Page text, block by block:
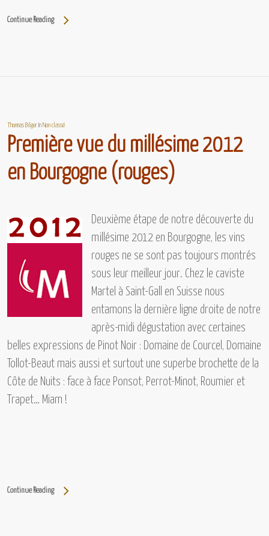
Continue Reading
Thomas Bilger InNon classé
Première vue du millésime 2012
en Bourgogne (rouges)
Deuxième étape de notre découverte du
millésime 2012 en Bourgogne, les vins
rouges ne se sont pas toujours montrés
sous leur meilleur jour. Chez le caviste
Martel à Saint-Gall en Suisse nous
entamons la dernière ligne droite de notre
après-midi dégustation avec certaines
belles expressions de Pinot Noir : Domaine de Courcel, Domaine
Tollot-Beaut mais aussi et surtout une superbe brochette de la
Côte de Nuits : face à face Ponsot, Perrot-Minot, Roumier et
Trapet… Miam !
Continue Reading